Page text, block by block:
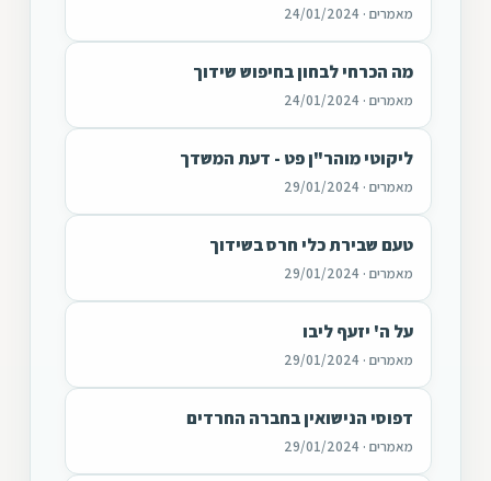
מאמרים · 24/01/2024
מה הכרחי לבחון בחיפוש שידוך
מאמרים · 24/01/2024
ליקוטי מוהר"ן פט - דעת המשדך
מאמרים · 29/01/2024
טעם שבירת כלי חרס בשידוך
מאמרים · 29/01/2024
על ה' יזעף ליבו
מאמרים · 29/01/2024
דפוסי הנישואין בחברה החרדים
מאמרים · 29/01/2024